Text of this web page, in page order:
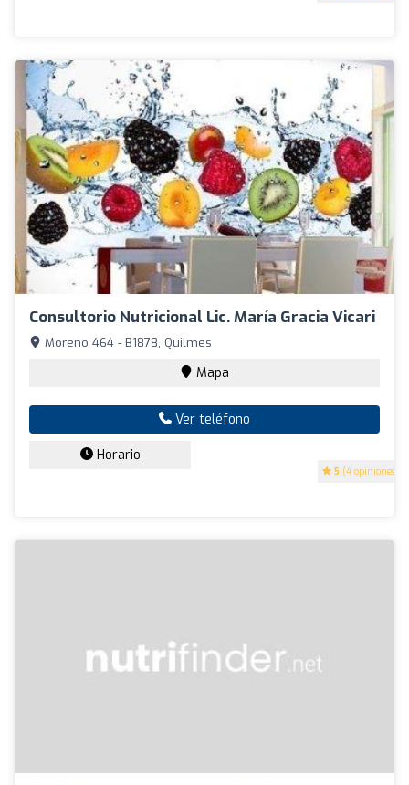
Consultorio Nutricional Lic. María Gracia Vicari
5 (4 opiniones)
Moreno 464 - B1878, Quilmes
Mapa
Ver teléfono
Horario